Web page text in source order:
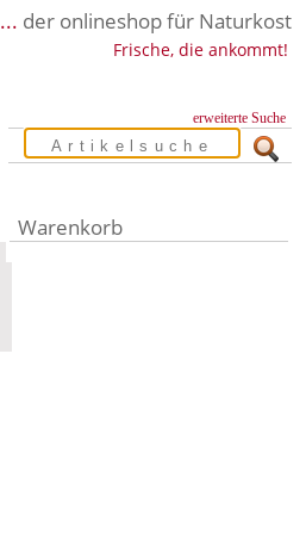
... der onlineshop für Naturkost
Frische, die ankommt!
erweiterte Suche
Warenkorb